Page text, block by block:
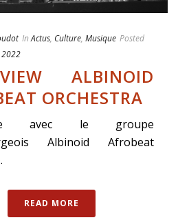
In Actus, Culture, Musique Posted
2022
ALBINOID
ORCHESTRA
avec le groupe
Albinoid Afrobeat
READ MORE